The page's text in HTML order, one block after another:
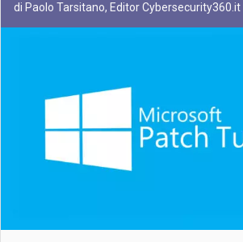
di Paolo Tarsitano, Editor Cybersecurity360.it